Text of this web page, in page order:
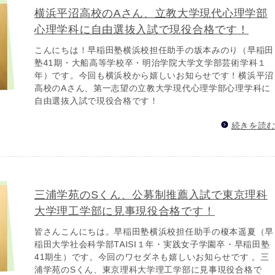
横浜平沼高校のAさん、立教大学現代心理学部
心理学科に自由選抜入試で現役合格です！
こんにちは！早稲田塾横浜校担任助手の坂本みのり（早稲田
塾41期・大船高等学校卒・明治学院大学文学部芸術学科１
年）です。今回も横浜校から嬉しいお知らせです！横浜平沼
高校のAさん、第一志望の立教大学現代心理学部心理学科に
自由選抜入試で現役合格です！
続きを読む
三浦学苑のSくん、公募制推薦入試で東京理科
大学理工学部に見事現役合格です！
皆さんこんにちは。早稲田塾横浜校担任助手の榎本遥夏（早
稲田大学社会科学部TAISI１年・実践女子学園卒・早稲田塾
41期生）です。今回のワセダネも嬉しいお知らせです 。三
浦学苑のSくん、東京理科大学理工学部に見事現役合格で